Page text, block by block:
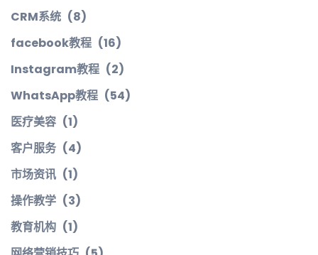
CRM系统 (8)
facebook教程 (16)
Instagram教程 (2)
WhatsApp教程 (54)
医疗美容 (1)
客户服务 (4)
市场资讯 (1)
操作教学 (3)
教育机构 (1)